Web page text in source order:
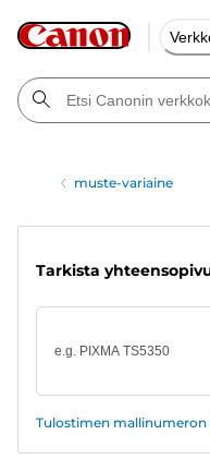
muste-variaine
Tarkista
Tulostimen